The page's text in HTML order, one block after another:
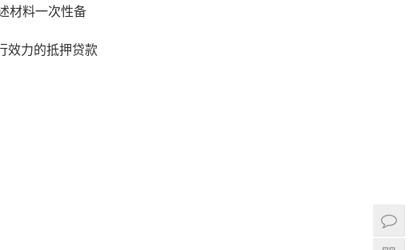
材料一次性备
效力的抵押贷款